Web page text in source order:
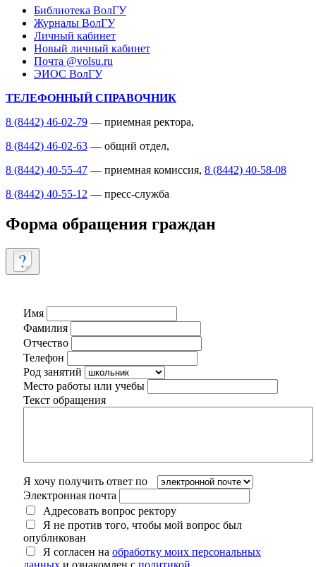
Библиотека ВолГУ
Журналы ВолГУ
Личный кабинет
Новый личный кабинет
Почта @volsu.ru
ЭИОС ВолГУ
ТЕЛЕФОННЫЙ СПРАВОЧНИК
8 (8442) 46-02-79 — приемная ректора,
8 (8442) 46-02-63 — общий отдел,
8 (8442) 40-55-47 — приемная комиссия, 8 (8442) 40-58-08
8 (8442) 40-55-12 — пресс-служба
Форма обращения граждан
Имя
Фамилия
Отчество
Телефон
Род занятий
Место работы или учебы
Текст обращения
Я хочу получить ответ по
Электронная почта
Адресовать вопрос ректору
Я не против того, чтобы мой вопрос был
опубликован
Я согласен на обработку моих персональных